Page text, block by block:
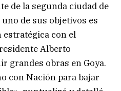
de la segunda ciudad de
de sus objetivos es
con el
Alberto
grandes obras en Goya.
con Nación para bajar